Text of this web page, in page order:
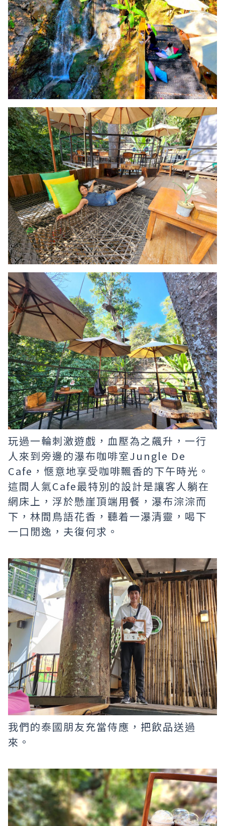
玩過一輪刺激遊戲，血壓為之飆升，一行
人來到旁邊的瀑布咖啡室Jungle De
Cafe，愜意地享受咖啡飄香的下午時光。
這間人氣Cafe最特別的設計是讓客人躺在
網床上，浮於懸崖頂端用餐，瀑布淙淙而
下，林間鳥語花香，聽着一瀑清靈，喝下
一口閒逸，夫復何求。
我們的泰國朋友充當侍應，把飲品送過
來。